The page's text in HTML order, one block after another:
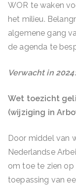
WOR te waken
het milieu.
algemene gang
de agenda te
Verwacht in 2024:
Wet toezicht
(wijziging in
Door middel van
Nederlandse
om toe te zien op
toepassing van